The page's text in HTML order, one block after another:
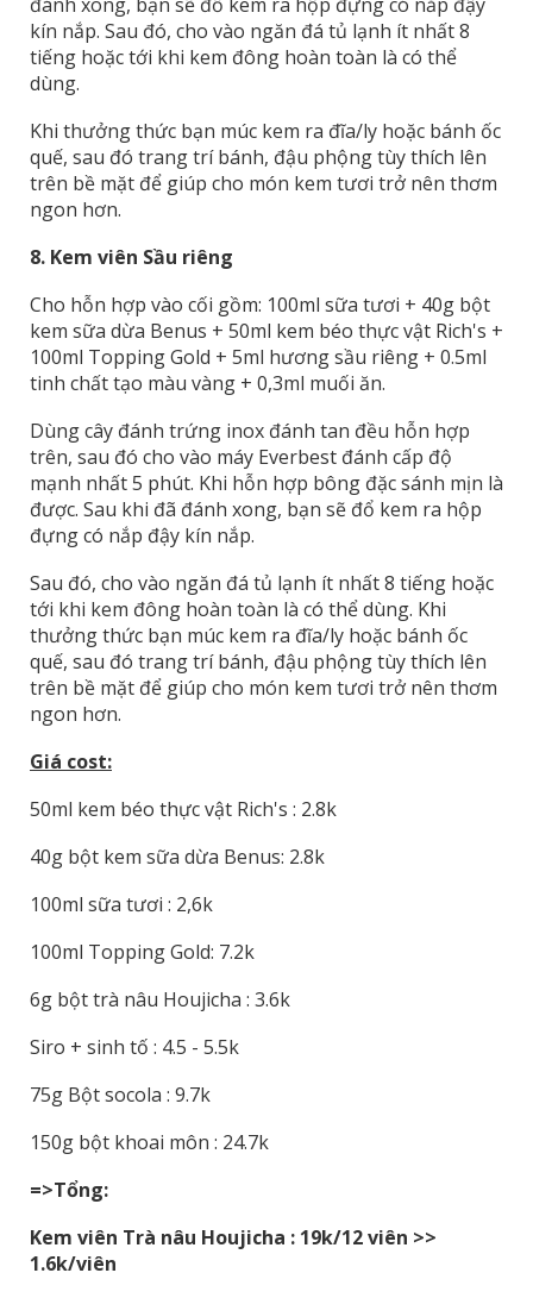
kín nắp. Sau đó, cho vào ngăn đá tủ lạnh ít nhất 8
tiếng hoặc tới khi kem đông hoàn toàn là có thể
dùng.
Khi thưởng thức bạn múc kem ra đĩa/ly hoặc bánh ốc
quế, sau đó trang trí bánh, đậu phộng tùy thích lên
trên bề mặt để giúp cho món kem tươi trở nên thơm
ngon hơn.
8. Kem viên Sầu riêng
Cho hỗn hợp vào cối gồm: 100ml sữa tươi + 40g bột
kem sữa dừa Benus + 50ml kem béo thực vật Rich's +
100ml Topping Gold + 5ml hương sầu riêng + 0.5ml
tinh chất tạo màu vàng + 0,3ml muối ăn.
Dùng cây đánh trứng inox đánh tan đều hỗn hợp
trên, sau đó cho vào máy Everbest đánh cấp độ
mạnh nhất 5 phút. Khi hỗn hợp bông đặc sánh mịn là
được. Sau khi đã đánh xong, bạn sẽ đổ kem ra hộp
đựng có nắp đậy kín nắp.
Sau đó, cho vào ngăn đá tủ lạnh ít nhất 8 tiếng hoặc
tới khi kem đông hoàn toàn là có thể dùng. Khi
thưởng thức bạn múc kem ra đĩa/ly hoặc bánh ốc
quế, sau đó trang trí bánh, đậu phộng tùy thích lên
trên bề mặt để giúp cho món kem tươi trở nên thơm
ngon hơn.
Giá cost:
50ml kem béo thực vật Rich's : 2.8k
40g bột kem sữa dừa Benus: 2.8k
100ml sữa tươi : 2,6k
100ml Topping Gold: 7.2k
6g bột trà nâu Houjicha : 3.6k
Siro + sinh tố : 4.5 - 5.5k
75g Bột socola : 9.7k
150g bột khoai môn : 24.7k
=>Tổng:
Kem viên Trà nâu Houjicha : 19k/12 viên >>
1.6k/viên